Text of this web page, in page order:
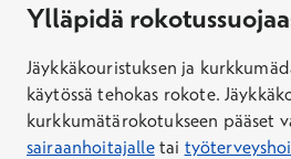
Rokotussuojan saaminen
Hinta
90,70 €
Ylläpidä
Jäykkäkouristuksen ja
käytössä tehokas rokote.
kurkkumätärokotukseen pääset
sairaanhoitajalletai